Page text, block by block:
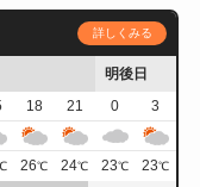
詳しくみる
明後日
18 21 0
3
26℃ 24℃ 23℃ 23℃